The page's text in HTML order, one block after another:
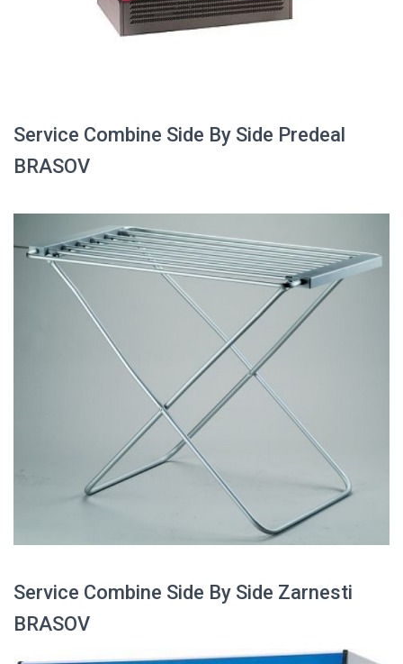
Service Combine Side By Side Predeal
BRASOV
Service Combine Side By Side Zarnesti
BRASOV